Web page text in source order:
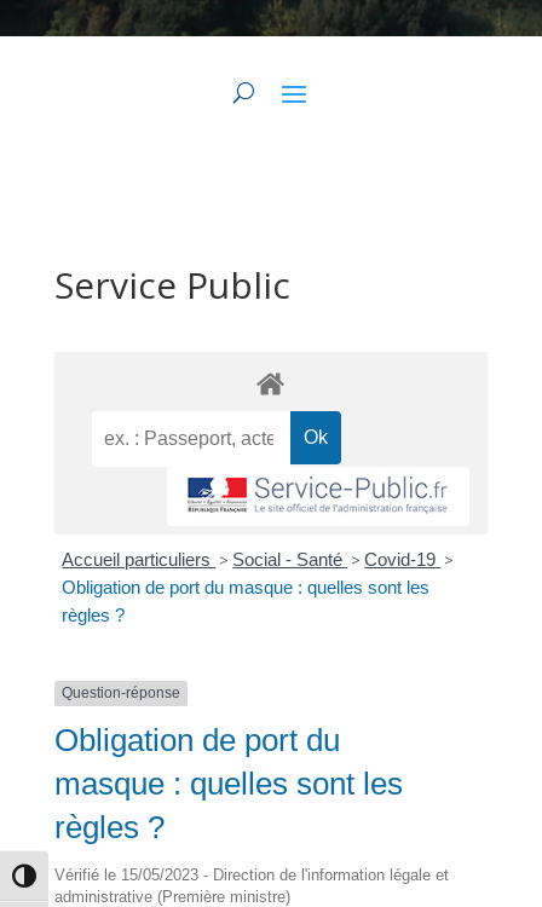
Passer en contraste élevé
Service Public
Accueil particuliers > Social - Santé > Covid-19 >
Obligation de port du masque : quelles sont les
règles ?
Question-réponse
Obligation de port du
masque : quelles sont les
règles ?
Vérifié le 15/05/2023 - Direction de l'information légale et
administrative (Première ministre)